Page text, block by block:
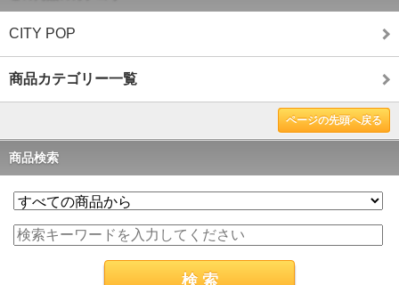
CITY POP
商品カテゴリー一覧
ページの先頭へ戻る
商品検索